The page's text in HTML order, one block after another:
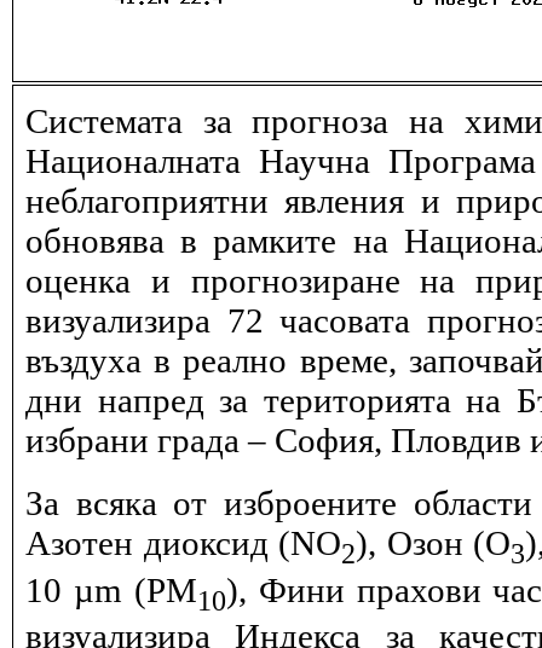
Системата за прогноза на
Националната Научна
неблагоприятни явления и
обновява в рамките на
оценка и прогнозиране на
визуализира 72 часовата
въздуха в реално време,
дни напред за територията на
избрани града – София, Пловдив
За всяка от изброените
Азотен диоксид (NO2), Озон (O3
10 µm (PM10), Фини прахови
визуализира Индекса за